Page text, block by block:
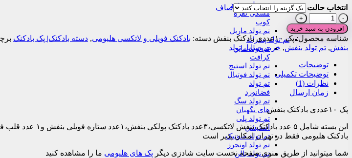
تم تولد سفید
مشکی نقره
کوب
تم تولد ماربل
تم تولد پسرانه
تم تولد ماین
کرافت
تم تولد استیچ
تم تولد فوتبال
تم تولد
فضانورد
تم تولد سگ
های نگهبان
تم تولد پلی
استیشن
تم تولد سونیک
تم تولد اونجرز
تم تولد بالن
انتخاب حالت
صاف
پک
۱۰عددی
بادکنک
بنفش
عدد
افزودن به سبد خرید
شناسه محصول:پک ۱۰عددی بادکنک بنفش دسته: بادکنک فویلی و لاتکسی هلیومی, دسته بادکنک| پک بادکنک
بنفش, تم تولد بنفش, خرید وسایل تولد
توضیحات
توضیحات تکمیلی
نظرات (1)
زمان ارسال
پک ۱۰عددی بادکنک بنفش
این بسته شامل ۵
بادکنک هلیومی فقط در تهران امکان پذیر است
شما میتوانید از طریق منوی صفحه نخست سایت شادزی دیگر پک های هلیومی ما را مشاهده کنید